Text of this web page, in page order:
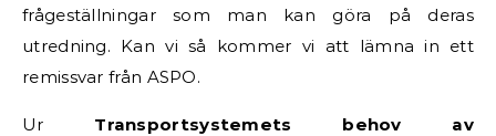
frågeställningar som man kan göra på deras
utredning. Kan vi så kommer vi att lämna in ett
remissvar från ASPO.
Ur Transportsystemets behov av